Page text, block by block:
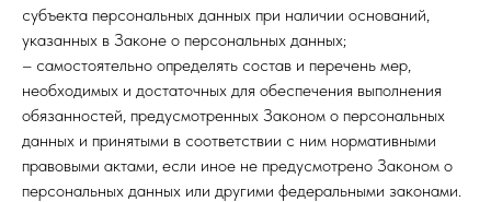
субъекта персональных данных при наличии оснований,
указанных в Законе о персональных данных;
– самостоятельно определять состав и перечень мер,
необходимых и достаточных для обеспечения выполнения
обязанностей, предусмотренных Законом о персональных
данных и принятыми в соответствии с ним нормативными
правовыми актами, если иное не предусмотрено Законом о
персональных данных или другими федеральными законами.